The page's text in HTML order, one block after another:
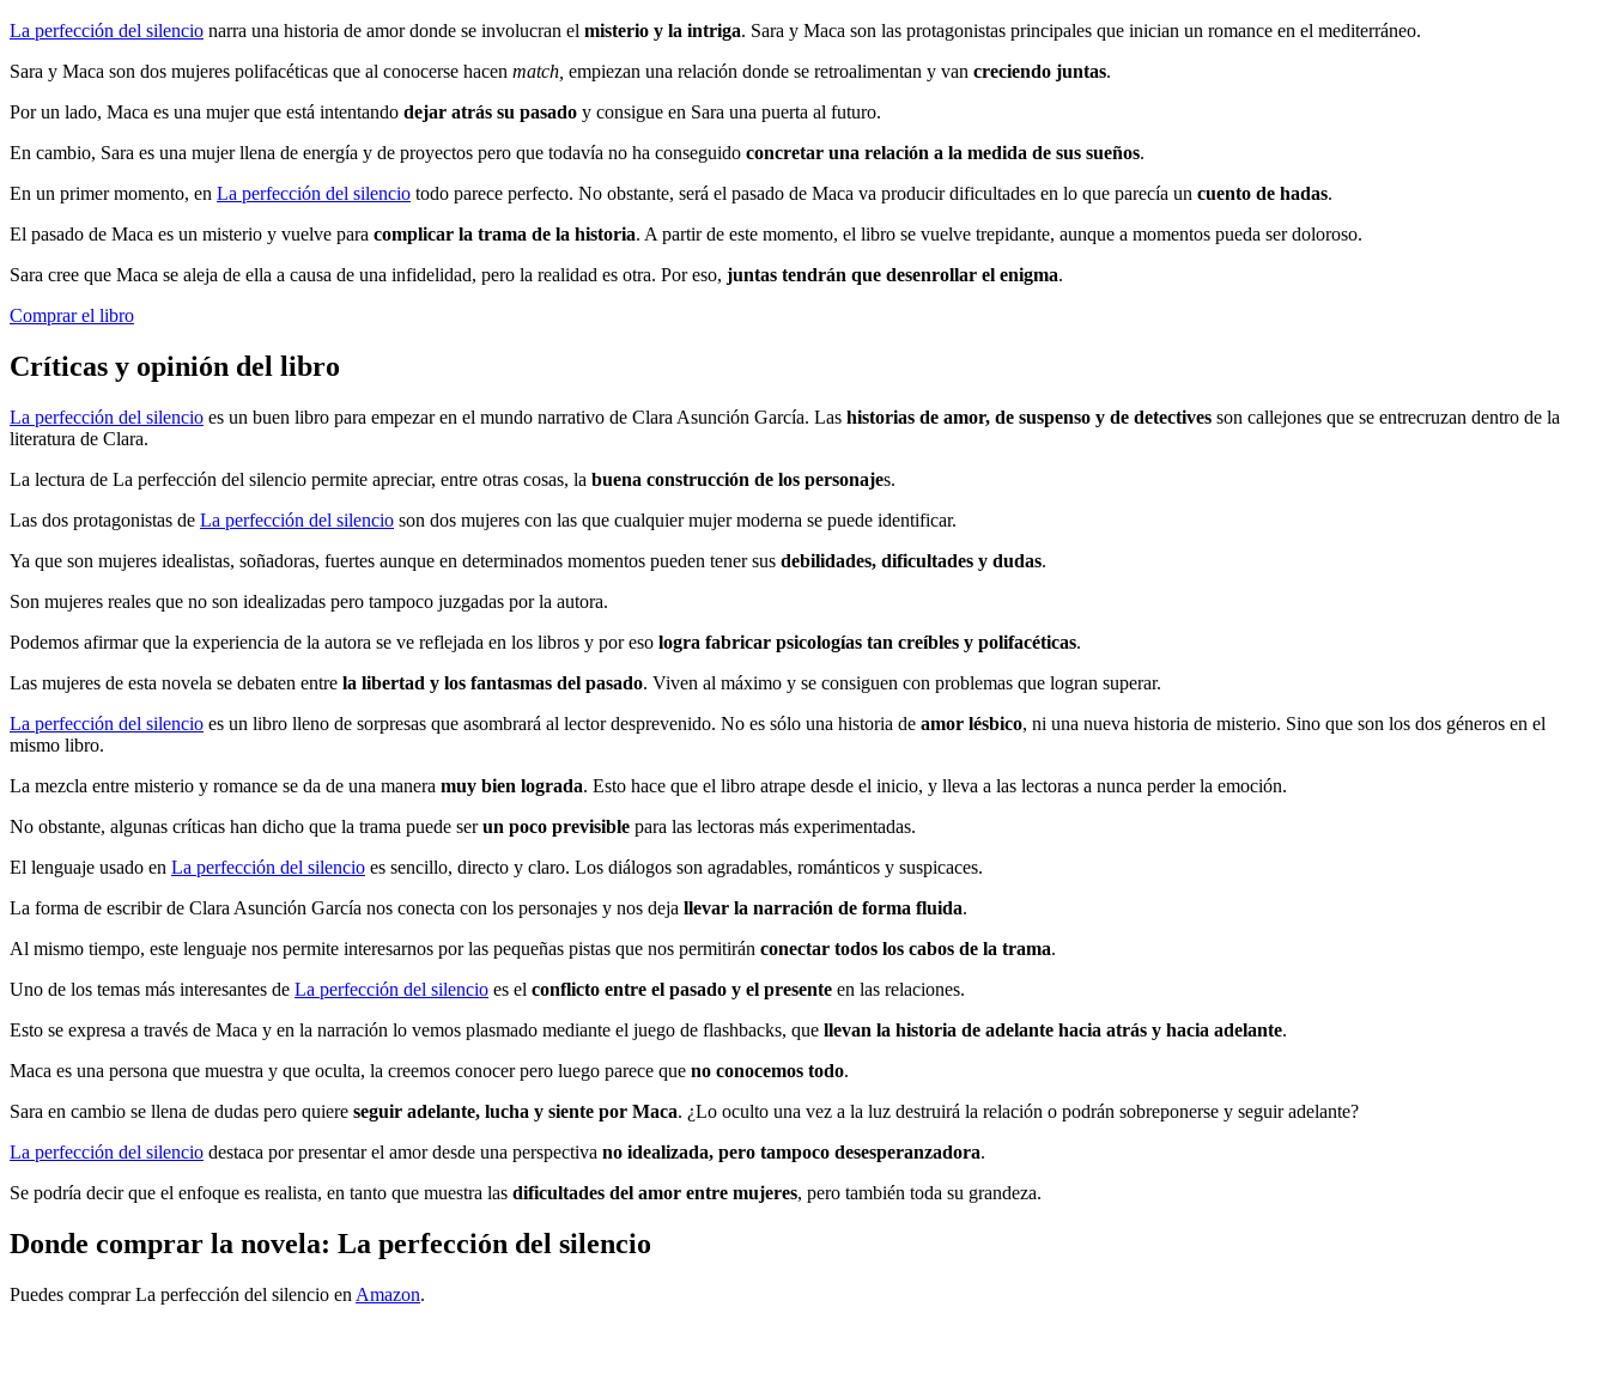
La perfección del silencio narra una historia de amor donde se involucran el misterio y la intriga. Sara y Maca son las protagonistas principales que inician un romance en el mediterráneo.
Sara y Maca son dos mujeres polifacéticas que al conocerse hacen match, empiezan una relación donde se retroalimentan y van creciendo juntas.
Por un lado, Maca es una mujer que está intentando dejar atrás su pasado y consigue en Sara una puerta al futuro.
En cambio, Sara es una mujer llena de energía y de proyectos pero que todavía no ha conseguido concretar una relación a la medida de sus sueños.
En un primer momento, en La perfección del silencio todo parece perfecto. No obstante, será el pasado de Maca va producir dificultades en lo que parecía un cuento de hadas.
El pasado de Maca es un misterio y vuelve para complicar la trama de la historia. A partir de este momento, el libro se vuelve trepidante, aunque a momentos pueda ser doloroso.
Sara cree que Maca se aleja de ella a causa de una infidelidad, pero la realidad es otra. Por eso, juntas tendrán que desenrollar el enigma.
Comprar el libro
Críticas y opinión del libro
La perfección del silencio es un buen libro para empezar en el mundo narrativo de Clara Asunción García. Las historias de amor, de suspenso y de detectives son callejones que se entrecruzan dentro de la
literatura de Clara.
La lectura de La perfección del silencio permite apreciar, entre otras cosas, la buena construcción de los personajes.
Las dos protagonistas de La perfección del silencio son dos mujeres con las que cualquier mujer moderna se puede identificar.
Ya que son mujeres idealistas, soñadoras, fuertes aunque en determinados momentos pueden tener sus debilidades, dificultades y dudas.
Son mujeres reales que no son idealizadas pero tampoco juzgadas por la autora.
Podemos afirmar que la experiencia de la autora se ve reflejada en los libros y por eso logra fabricar psicologías tan creíbles y polifacéticas.
Las mujeres de esta novela se debaten entre la libertad y los fantasmas del pasado. Viven al máximo y se consiguen con problemas que logran superar.
La perfección del silencio es un libro lleno de sorpresas que asombrará al lector desprevenido. No es sólo una historia de amor lésbico, ni una nueva historia de misterio. Sino que son los dos géneros en el
mismo libro.
La mezcla entre misterio y romance se da de una manera muy bien lograda. Esto hace que el libro atrape desde el inicio, y lleva a las lectoras a nunca perder la emoción.
No obstante, algunas críticas han dicho que la trama puede serun poco previsible para las lectoras más experimentadas.
El lenguaje usado en La perfección del silencio es sencillo, directo y claro. Los diálogos son agradables, románticos y suspicaces.
La forma de escribir de Clara Asunción García nos conecta con los personajes y nos deja llevar la narración de forma fluida.
Al mismo tiempo, este lenguaje nos permite interesarnos por las pequeñas pistas que nos permitirán conectar todos los cabos de la trama.
Uno de los temas más interesantes de La perfección del silencio es el conflicto entre el pasado y el presente en las relaciones.
Esto se expresa a través de Maca y en la narración lo vemos plasmado mediante el juego de flashbacks, que llevan la historia de adelante hacia atrás y hacia adelante.
Maca es una persona que muestra y que oculta, la creemos conocer pero luego parece que no conocemos todo.
Sara en cambio se llena de dudas pero quiere seguir adelante, lucha y siente por Maca. ¿Lo oculto una vez a la luz destruirá la relación o podrán sobreponerse y seguir adelante?
La perfección del silencio destaca por presentar el amor desde una perspectiva no idealizada, pero tampoco desesperanzadora.
Se podría decir que el enfoque es realista, en tanto que muestra las dificultades del amor entre mujeres, pero también toda su grandeza.
Donde comprar la novela: La perfección del silencio
Puedes comprar La perfección del silencio en Amazon.